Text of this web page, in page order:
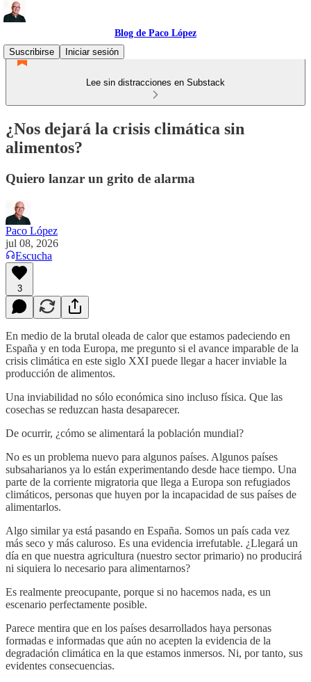
Blog de Paco López
Suscribirse
Iniciar sesión
Lee sin distracciones en Substack
¿Nos dejará la crisis climática sin
alimentos?
Quiero lanzar un grito de alarma
Paco López
jul 08, 2026
Escucha
3
En medio de la brutal oleada de calor que estamos padeciendo en
España y en toda Europa, me pregunto si el avance imparable de la
crisis climática en este siglo XXI puede llegar a hacer inviable la
producción de alimentos.
Una inviabilidad no sólo económica sino incluso física. Que las
cosechas se reduzcan hasta desaparecer.
De ocurrir, ¿cómo se alimentará la población mundial?
No es un problema nuevo para algunos países. Algunos países
subsaharianos ya lo están experimentando desde hace tiempo. Una
parte de la corriente migratoria que llega a Europa son refugiados
climáticos, personas que huyen por la incapacidad de sus países de
alimentarlos.
Algo similar ya está pasando en España. Somos un país cada vez
más seco y más caluroso. Es una evidencia irrefutable. ¿Llegará un
día en que nuestra agricultura (nuestro sector primario) no producirá
ni siquiera lo necesario para alimentarnos?
Es realmente preocupante, porque si no hacemos nada, es un
escenario perfectamente posible.
Parece mentira que en los países desarrollados haya personas
formadas e informadas que aún no acepten la evidencia de la
degradación climática en la que estamos inmersos. Ni, por tanto, sus
evidentes consecuencias.